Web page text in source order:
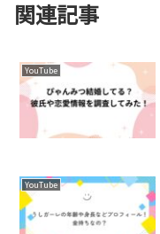
関連記事
YouTube
YouTube